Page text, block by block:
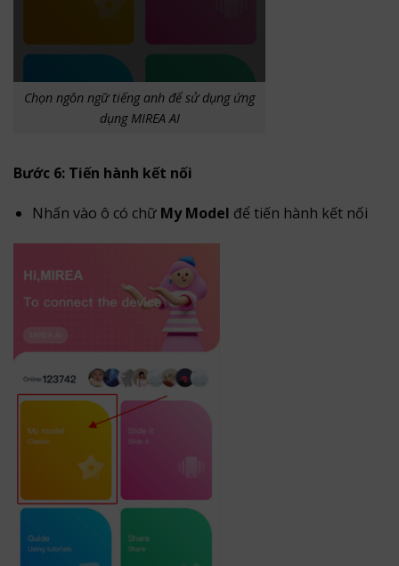
Chọn ngôn ngữ tiếng anh để sử dụng ứng
dụng MIREA AI
Bước 6: Tiến hành kết nối
Nhấn vào ô có chữ My Model để tiến hành kết nối